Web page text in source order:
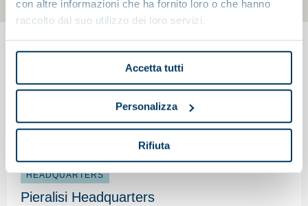
con altre informazioni che ha fornito loro o che hanno
raccolto dal suo utilizzo dei loro servizi.
Accetta tutti
Personalizza
Rifiuta
Pieralisi around the world
Southern Europe
HEADQUARTERS
Pieralisi Headquarters